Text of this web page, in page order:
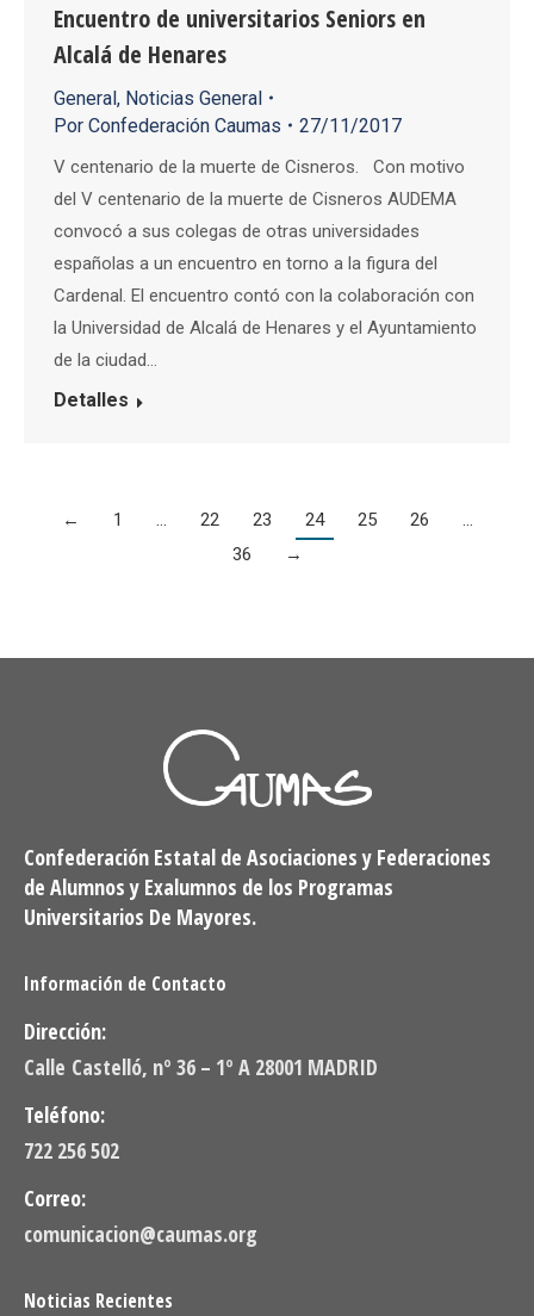
Encuentro de universitarios Seniors en
Alcalá de Henares
General, Noticias General
Por Confederación Caumas 27/11/2017
V centenario de la muerte de Cisneros. Con motivo
del V centenario de la muerte de Cisneros AUDEMA
convocó a sus colegas de otras universidades
españolas a un encuentro en torno a la figura del
Cardenal. El encuentro contó con la colaboración con
la Universidad de Alcalá de Henares y el Ayuntamiento
de la ciudad…
Detalles
← 1 22 23 24 25 26
36
→
Confederación Estatal de Asociaciones y Federaciones
de Alumnos y Exalumnos de los Programas
Universitarios De Mayores.
Información de Contacto
Dirección:
Calle Castelló, nº 36 – 1º A 28001 MADRID
Teléfono:
722 256 502
Correo:
comunicacion@caumas.org
Noticias Recientes